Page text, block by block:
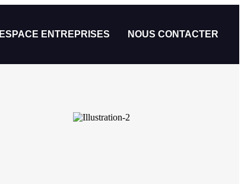
ESPACE ENTREPRISES NOUS CONTACTER